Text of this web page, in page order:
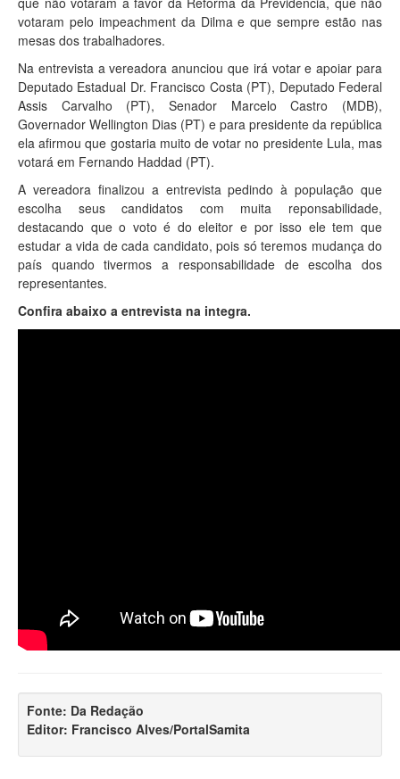
votaram pelo impeachment da Dilma e que sempre estão nas
mesas dos trabalhadores.
Na entrevista a vereadora anunciou que irá votar e apoiar para
Deputado Estadual Dr. Francisco Costa (PT), Deputado Federal
Assis Carvalho (PT), Senador Marcelo Castro (MDB),
Governador Wellington Dias (PT) e para presidente da república
ela afirmou que gostaria muito de votar no presidente Lula, mas
votará em Fernando Haddad (PT).
A vereadora finalizou a entrevista pedindo à população que
escolha seus candidatos com muita reponsabilidade,
destacando que o voto é do eleitor e por isso ele tem que
estudar a vida de cada candidato, pois só teremos mudança do
país quando tivermos a responsabilidade de escolha dos
representantes.
Confira abaixo a entrevista na integra.
Fonte: Da Redação
Editor: Francisco Alves/PortalSamita